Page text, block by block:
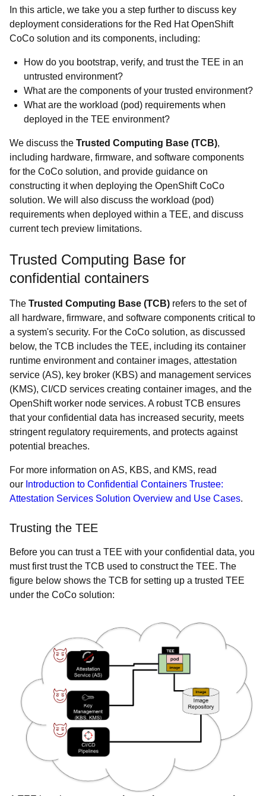
In this article, we take you a step further to discuss key
deployment considerations for the Red Hat OpenShift
CoCo solution and its components, including:
How do you bootstrap, verify, and trust the TEE in an
untrusted environment?
What are the components of your trusted environment?
What are the workload (pod) requirements when
deployed in the TEE environment?
We discuss the Trusted Computing Base (TCB),
including hardware, firmware, and software components
for the CoCo solution, and provide guidance on
constructing it when deploying the OpenShift CoCo
solution. We will also discuss the workload (pod)
requirements when deployed within a TEE, and discuss
current tech preview limitations.
Trusted Computing Base for
confidential containers
The Trusted Computing Base (TCB) refers to the set of
all hardware, firmware, and software components critical to
a system's security. For the CoCo solution, as discussed
below, the TCB includes the TEE, including its container
runtime environment and container images, attestation
service (AS), key broker (KBS) and management services
(KMS), CI/CD services creating container images, and the
OpenShift worker node services. A robust TCB ensures
that your confidential data has increased security, meets
stringent regulatory requirements, and protects against
potential breaches.
For more information on AS, KBS, and KMS, read
our Introduction to Confidential Containers Trustee:
Attestation Services Solution Overview and Use Cases.
Trusting the TEE
Before you can trust a TEE with your confidential data, you
must first trust the TCB used to construct the TEE. The
figure below shows the TCB for setting up a trusted TEE
under the CoCo solution: